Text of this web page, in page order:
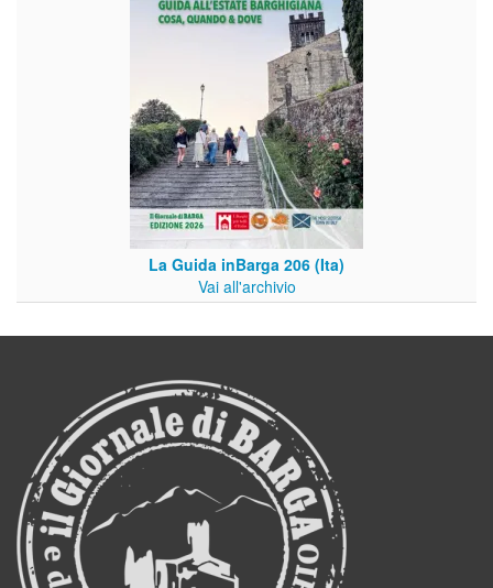
La Guida inBarga 206 (Ita)
Vai all'archivio